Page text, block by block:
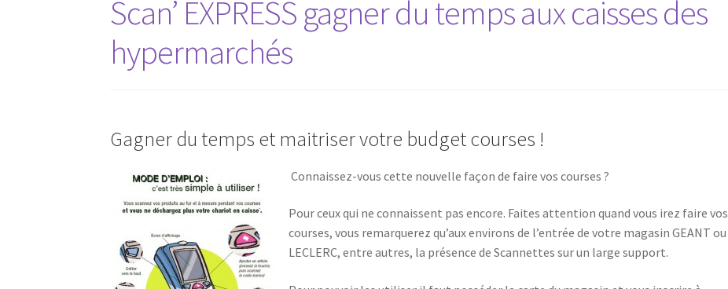
Scan’ EXPRESS gagner du temps aux caisses des
hypermarchés
Gagner du temps et maitriser votre budget courses !
Connaissez-vous cette nouvelle façon de faire vos courses ?
Pour ceux qui ne connaissent pas encore. Faites attention quand vous irez faire vos
courses, vous remarquerez qu’aux environs de l’entrée de votre magasin GEANT ou
LECLERC, entre autres, la présence de Scannettes sur un large support.